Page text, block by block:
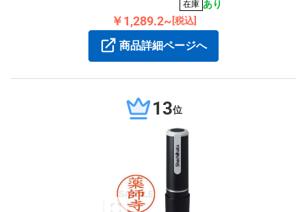
在庫 あり
￥1,289.2~ [税込]
商品詳細ページへ
13位